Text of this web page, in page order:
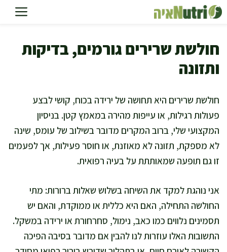
לדלג
לתוכן
חולשת שרירים גורמים, בדיקות
ותזונה
חולשת שרירים היא תחושה של ירידה בכוח, קושי לבצע
פעולות רגילות, או עייפות מהירה במאמץ קטן. בניסיון
המקצועי שלי, ברוב המקרים מדובר בשילוב של עומס, שינה
לא מספקת, תזונה לא מאוזנת, או חוסר פעילות, אך לפעמים
זו גם תופעה שמאותתת על בעיה רפואית.
אני נוהגת למקד את השיחה בשלוש שאלות ברורות: מתי
החולשה התחילה, האם היא כללית או ממוקדת, והאם יש
תסמינים נלווים כמו כאב, נימול, סחרחורת או ירידה במשקל.
התשובות האלו עוזרות לנו להבין אם מדובר בסיבה הפיכה